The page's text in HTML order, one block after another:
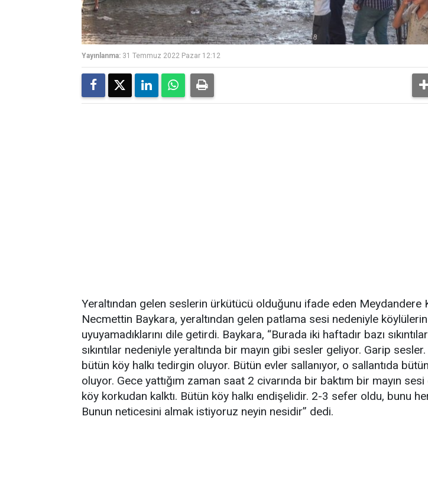
Yayınlanma: 31 Temmuz 2022 Pazar 12:12
Yeraltından gelen seslerin ürkütücü olduğunu ifade eden Meydandere
Necmettin Baykara, yeraltından gelen patlama sesi nedeniyle
uyuyamadıklarını dile getirdi. Baykara, “Burada iki haftadır bazı
sıkıntılar nedeniyle yeraltında bir mayın gibi sesler geliyor. Garip
bütün köy halkı tedirgin oluyor. Bütün evler sallanıyor, o sallantıda
oluyor. Gece yattığım zaman saat 2 civarında bir baktım bir mayın
köy korkudan kalktı. Bütün köy halkı endişelidir. 2-3 sefer oldu, bunu
Bunun neticesini almak istiyoruz neyin nesidir” dedi.